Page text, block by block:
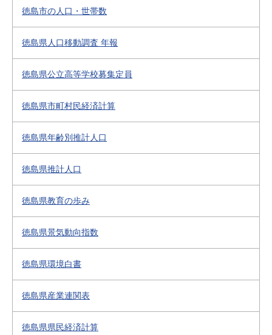
徳島市の人口・世帯数
徳島県人口移動調査 年報
徳島県公立高等学校募集定員
徳島県市町村民経済計算
徳島県年齢別推計人口
徳島県推計人口
徳島県教育の歩み
徳島県景気動向指数
徳島県環境白書
徳島県産業連関表
徳島県県民経済計算